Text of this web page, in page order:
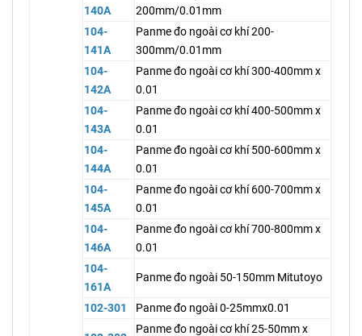
140A
200mm/0.01mm
104-
141A
Panme đo ngoài cơ khí 200-
300mm/0.01mm
104-
142A
Panme đo ngoài cơ khí 300-400mm x
0.01
104-
143A
Panme đo ngoài cơ khí 400-500mm x
0.01
104-
144A
Panme đo ngoài cơ khí 500-600mm x
0.01
104-
145A
Panme đo ngoài cơ khí 600-700mm x
0.01
104-
146A
Panme đo ngoài cơ khí 700-800mm x
0.01
104-
161A
Panme đo ngoài 50-150mm Mitutoyo
102-301 Panme đo ngoài 0-25mmx0.01
Panme đo ngoài cơ khí 25-50mm x